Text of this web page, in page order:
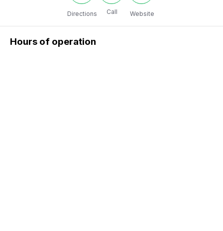
Directions Call Website
Hours of operation